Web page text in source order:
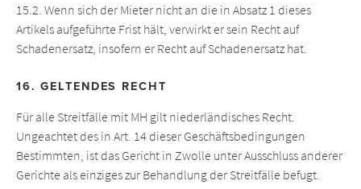
15.2. Wenn sich der Mieter nicht an die in Absatz 1 dieses
Artikels aufgeführte Frist hält, verwirkt er sein Recht auf
Schadenersatz, insofern er Recht auf Schadenersatz hat.
16. GELTENDES RECHT
Für alle Streitfälle mit MH gilt niederländisches Recht.
Ungeachtet des in Art. 14 dieser Geschäftsbedingungen
Bestimmten, ist das Gericht in Zwolle unter Ausschluss anderer
Gerichte als einziges zur Behandlung der Streitfälle befugt.